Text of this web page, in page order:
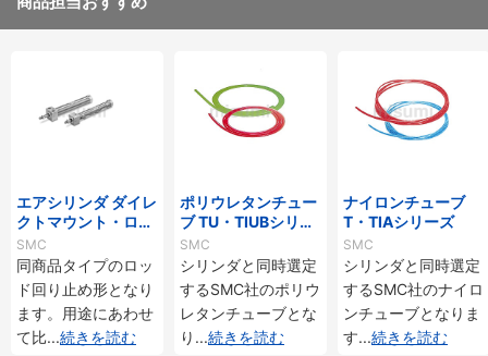
エアシリンダ ダイレ
クトマウント・ロッ
ド回り止め形 複動・
片ロッド CM2RKシ
リーズ
SMC
同商品タイプのロッ
ド回り止め形となり
ます。用途にあわせ
て比...続きを読む
ポリウレタンチュー
ブ TU・TIUBシリー
ズ
SMC
シリンダと同時選定
するSMC社のポリウ
レタンチューブとな
り ...続きを読む
ナイロンチューブ
T・TIAシリーズ
SMC
シリンダと同時選定
するSMC社のナイロ
ンチューブとなりま
す...続きを読む